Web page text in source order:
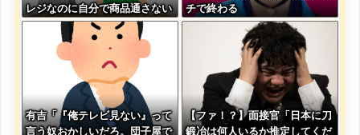
レジなのに自分で商品通さない
といけないんだ」
チで終わる
有吉「『俺テレビ見ない』って
言う奴おかしいだろ。団子屋で
【ファ！？】面接官「日本に刀
鍛冶は何人いるか推定してくだ